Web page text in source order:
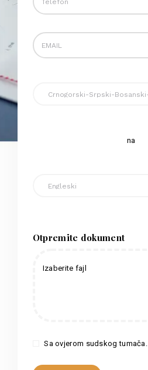
na
Otpremite dokument
Izaberite fajl
Sa ovjerom sudskog tumača.